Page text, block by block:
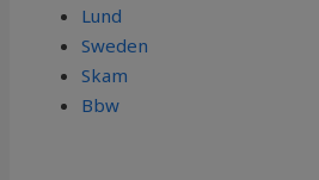
Lund
Sweden
Skam
Bbw